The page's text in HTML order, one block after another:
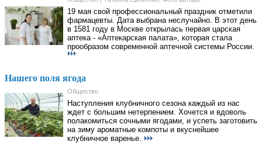
19 мая свой профессиональный праздник отметили
фармацевты. Дата выбрана неслучайно. В этот день
в 1581 году в Москве открылась первая царская
аптека - «Аптекарская палата», которая стала
прообразом современной аптечной системы России.
Нашего поля ягода
Общество
Наступления клубничного сезона каждый из нас
ждет с большим нетерпением. Хочется и вдоволь
полакомиться сочными ягодами, и успеть заготовить
на зиму ароматные компоты и вкуснейшее
клубничное варенье.